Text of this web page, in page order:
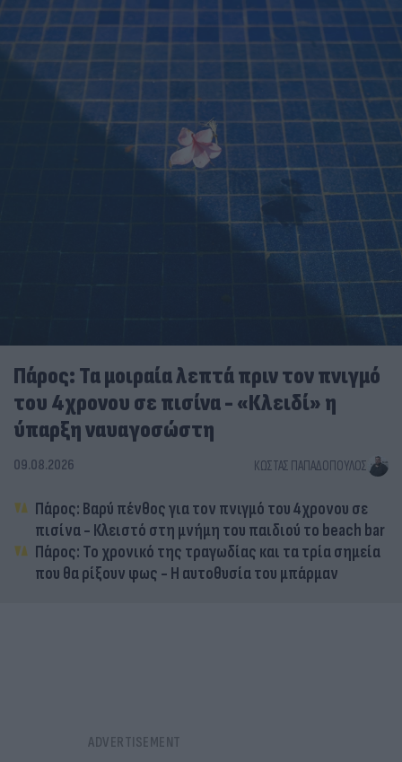
Πάρος: Τα μοιραία λεπτά πριν τον πνιγμό
του 4χρονου σε πισίνα - «Κλειδί» η
ύπαρξη ναυαγοσώστη
09.08.2026 ΚΏΣΤΑΣ ΠΑΠΑΔΌΠΟΥΛΟΣ
Πάρος: Βαρύ πένθος για τον πνιγμό του 4χρονου σε
πισίνα - Κλειστό στη μνήμη του παιδιού το beach bar
Πάρος: Το χρονικό της τραγωδίας και τα τρία σημεία
που θα ρίξουν φως - Η αυτοθυσία του μπάρμαν